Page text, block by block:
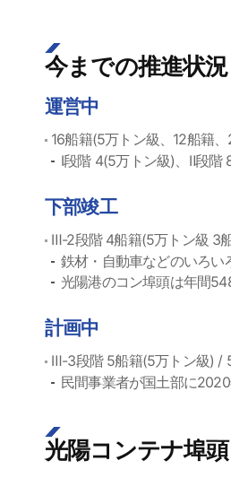
今までの推進状況
運営中
16船籍(5万トン級、12船籍
Ⅰ段階 4(5万トン級)、Ⅱ段
下部竣工
Ⅲ-2段階 4船籍(5万トン級 3
鉄材・自動車などのいろい
光陽港のコン埠頭は年間
計画中
Ⅲ-3段階 5船籍(5万トン級) /
民間事業者が国土部に
光陽コンテナ埠頭